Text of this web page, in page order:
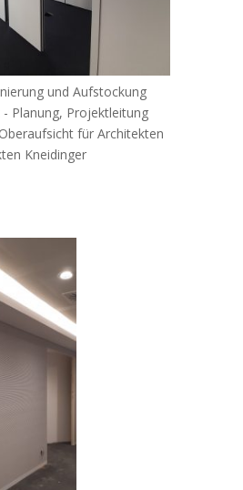
und Aufstockung
Planung, Projektleitung
für Architekten
Kneidinger